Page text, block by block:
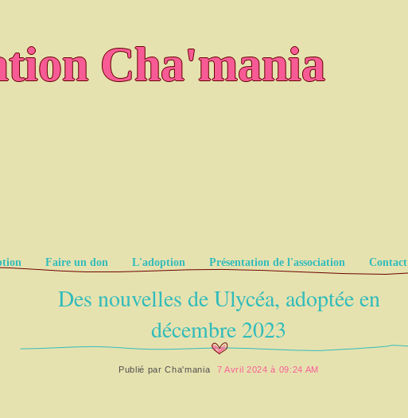
Cha'mania
Faire un don L'adoption Présentation de l'association Contact
Des nouvelles de Ulycéa, adoptée en
décembre 2023
Publié parCha'mania 7 Avril 2024 à 09:24 AM